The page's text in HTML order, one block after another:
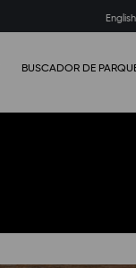
English
BUSCADOR DE